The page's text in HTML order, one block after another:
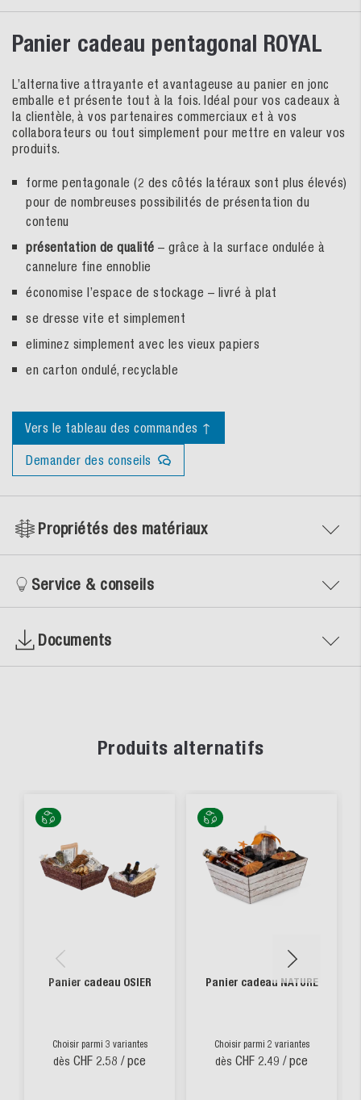
Panier cadeau pentagonal ROYAL
L’alternative attrayante et avantageuse au panier en jonc
emballe et présente tout à la fois. Idéal pour vos cadeaux à
la clientèle, à vos partenaires commerciaux et à vos
collaborateurs ou tout simplement pour mettre en valeur vos
produits.
forme pentagonale (2 des côtés latéraux sont plus élevés)
pour de nombreuses possibilités de présentation du
contenu
présentation de qualité – grâce à la surface ondulée à
cannelure fine ennoblie
économise l’espace de stockage – livré à plat
se dresse vite et simplement
eliminez simplement avec les vieux papiers
en carton ondulé, recyclable
Vers le tableau des commandes ↑
Demander des conseils
Propriétés des matériaux
Service & conseils
Documents
Produits alternatifs
Panier cadeau OSIER
Choisir parmi 3 variantes
dès CHF 2.58 / pce
Panier cadeau NATURE
Choisir parmi 2 variantes
dès CHF 2.49 / pce